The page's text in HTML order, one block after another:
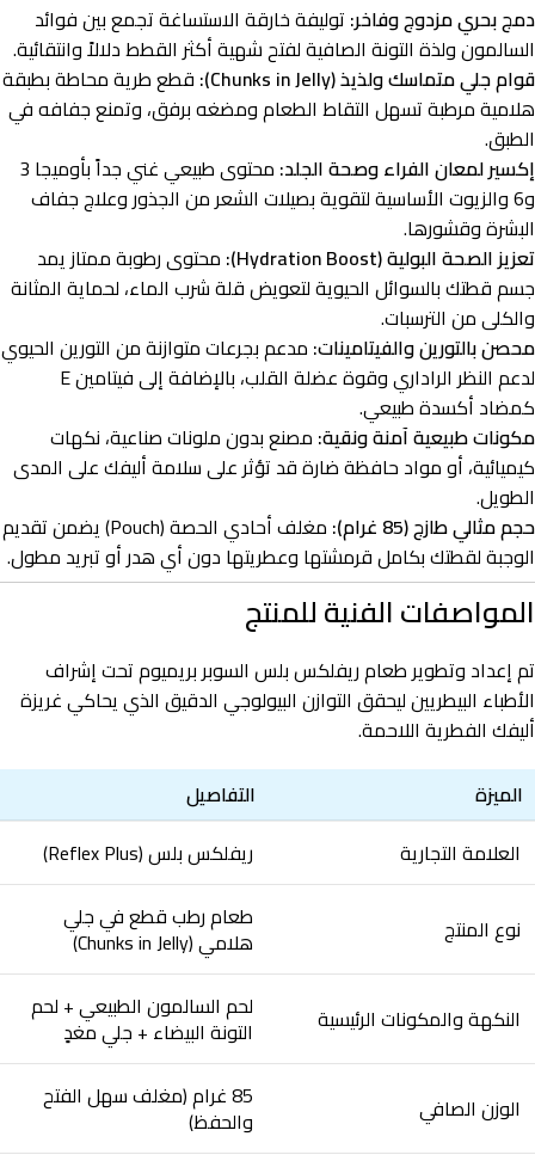
دمج بحري مزدوج وفاخر: توليفة خارقة الاستساغة تجمع بين فوائد
السالمون ولذة التونة الصافية لفتح شهية أكثر القطط دلالاً وانتقائية.
قوام جلي متماسك ولذيذ (Chunks in Jelly):
قطع طرية محاطة بطبقة
هلامية مرطبة تسهل التقاط الطعام ومضغه برفق، وتمنع جفافه في
الطبق.
إكسير لمعان الفراء وصحة الجلد:
محتوى طبيعي غني جداً بأوميجا 3
و6 والزيوت الأساسية لتقوية بصيلات الشعر من الجذور وعلاج جفاف
البشرة وقشورها.
تعزيز الصحة البولية (Hydration Boost):
محتوى رطوبة ممتاز يمد
جسم قطتك بالسوائل الحيوية لتعويض قلة شرب الماء، لحماية المثانة
والكلى من الترسبات.
محصن بالتورين والفيتامينات: مدعم بجرعات متوازنة من التورين الحيوي
لدعم النظر الراداري وقوة عضلة القلب، بالإضافة إلى فيتامين E
كمضاد أكسدة طبيعي.
مكونات طبيعية آمنة ونقية: مصنع بدون ملونات صناعية، نكهات
كيميائية، أو مواد حافظة ضارة قد تؤثر على سلامة أليفك على المدى
الطويل.
حجم مثالي طازج (85 غرام):
مغلف أحادي الحصة (Pouch) يضمن تقديم
الوجبة لقطتك بكامل قرمشتها وعطريتها دون أي هدر أو تبريد مطول.
المواصفات الفنية للمنتج
تم إعداد وتطوير طعام ريفلكس بلس السوبر بريميوم تحت إشراف
الأطباء البيطريين ليحقق التوازن البيولوجي الدقيق الذي يحاكي غريزة
أليفك الفطرية اللاحمة.
الميزة
التفاصيل
العلامة التجارية
ريفلكس بلس (Reflex Plus)
نوع المنتج طعام رطب قطع في جلي
هلامي (Chunks in Jelly)
النكهة والمكونات الرئيسية لحم السالمون الطبيعي + لحم
التونة البيضاء + جلي مغدٍ
الوزن الصافي 85 غرام (مغلف سهل الفتح
والحفظ)